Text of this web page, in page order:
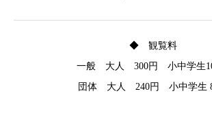
◆ 観覧料
一般 大人 300円 小中学生
団体 大人 240円 小中学生